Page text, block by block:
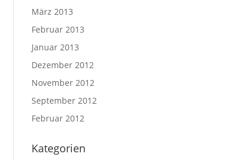
März 2013
Februar 2013
Januar 2013
Dezember 2012
November 2012
September 2012
Februar 2012
Kategorien